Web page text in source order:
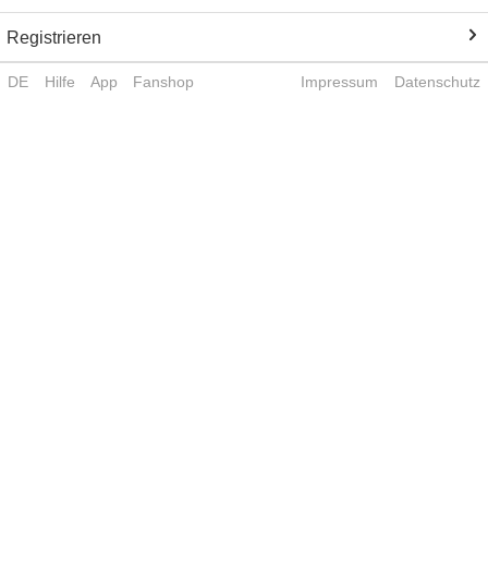
Registrieren
DE Hilfe App Fanshop Impressum Datenschutz